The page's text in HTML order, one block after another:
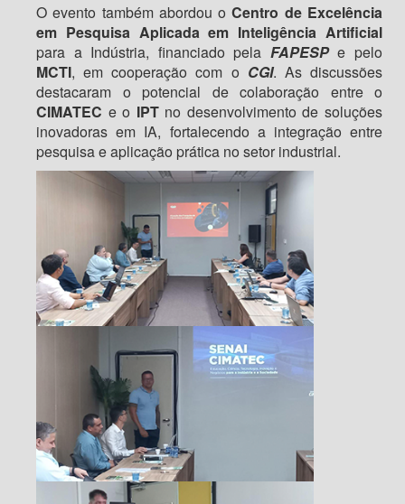
O evento também abordou oCentro de Excelência
em Pesquisa Aplicada em Inteligência Artificial
para a Indústria, financiado pela FAPESP e pelo
MCTI, em cooperação com o CGI. As discussões
destacaram o potencial de colaboração entre o
CIMATEC e o IPTno desenvolvimento de soluções
inovadoras em IA, fortalecendo a integração entre
pesquisa e aplicação prática no setor industrial.